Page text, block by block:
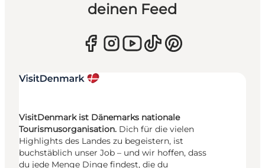
deinen Feed
VisitDenmark ist Dänemarks nationale
Tourismusorganisation. Dich für die vielen
Highlights des Landes zu begeistern, ist
buchstäblich unser Job – und wir hoffen, dass
du jede Menge Dinge findest, die du